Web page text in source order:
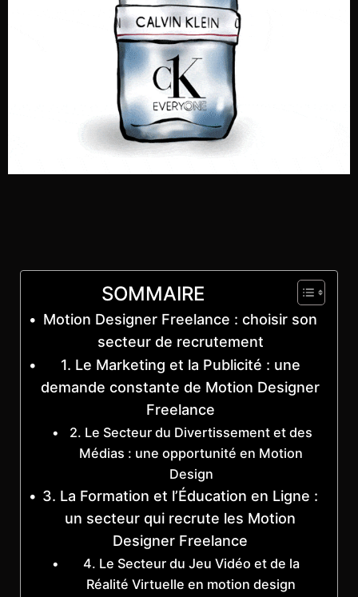
SOMMAIRE
Motion Designer Freelance : choisir son
secteur de recrutement
1. Le Marketing et la Publicité : une
demande constante de Motion Designer
Freelance
2. Le Secteur du Divertissement et des
Médias : une opportunité en Motion
Design
3. La Formation et l’Éducation en Ligne :
un secteur qui recrute les Motion
Designer Freelance
4. Le Secteur du Jeu Vidéo et de la
Réalité Virtuelle en motion design